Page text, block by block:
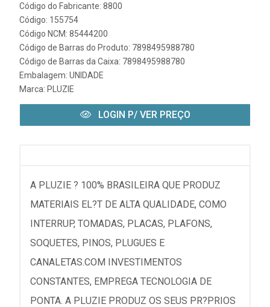
Código do Fabricante: 8800
Código: 155754
Código NCM: 85444200
Código de Barras do Produto: 7898495988780
Código de Barras da Caixa: 7898495988780
Embalagem: UNIDADE
Marca: PLUZIE
LOGIN P/ VER PREÇO
A PLUZIE ? 100% BRASILEIRA QUE PRODUZ
MATERIAIS EL?T DE ALTA QUALIDADE, COMO
INTERRUP, TOMADAS, PLACAS, PLAFONS,
SOQUETES, PINOS, PLUGUES E
CANALETAS.COM INVESTIMENTOS
CONSTANTES, EMPREGA TECNOLOGIA DE
PONTA. A PLUZIE PRODUZ OS SEUS PR?PRIOS